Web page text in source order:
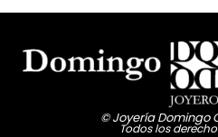
© Joyería Domingo
Todos los